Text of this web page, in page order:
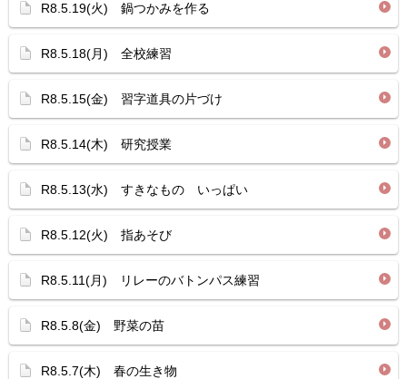
R8.5.19(火) 鍋つかみを作る
R8.5.18(月) 全校練習
R8.5.15(金) 習字道具の片づけ
R8.5.14(木) 研究授業
R8.5.13(水) すきなもの いっぱい
R8.5.12(火) 指あそび
R8.5.11(月) リレーのバトンパス練習
R8.5.8(金) 野菜の苗
R8.5.7(木) 春の生き物